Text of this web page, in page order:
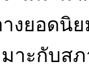
างยอด
มาะกับ